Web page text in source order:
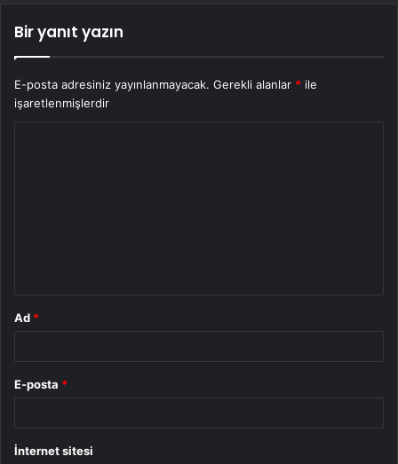
Bir yanıt yazın
E-posta adresiniz yayınlanmayacak. Gerekli alanlar * ile
işaretlenmişlerdir
Ad *
E-posta *
İnternet sitesi